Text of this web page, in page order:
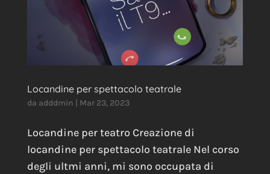
Locandine per spettacolo teatrale
da adddmin Mar 23, 2023
Locandine per teatro Creazione di
locandine per spettacolo teatrale Nel corso
degli ultmi anni, mi sono occupata di